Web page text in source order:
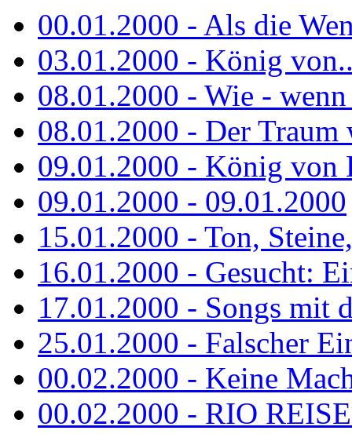
00.01.2000 - Als die
03.01.2000 - König
08.01.2000 - Wie -
08.01.2000 - Der Traum
09.01.2000 - König von
09.01.2000 - 09.01.2000
15.01.2000 - Ton,
16.01.2000 - Gesucht:
17.01.2000 - Songs mit
25.01.2000 - Falscher
00.02.2000 - Keine
00.02.2000 - RIO